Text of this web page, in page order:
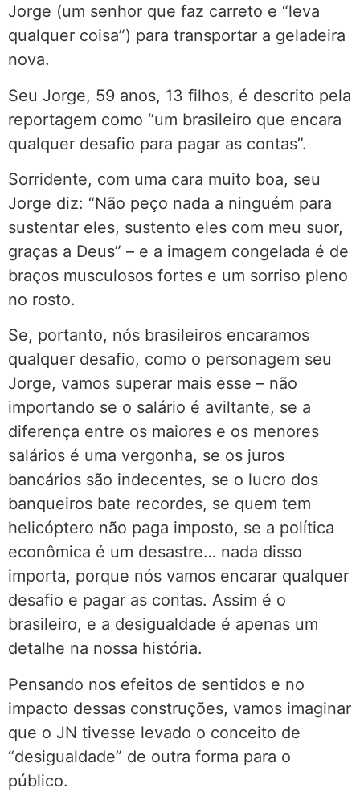
Jorge (um senhor que faz carreto e “leva
qualquer coisa”) para transportar a geladeira
nova.
Seu Jorge, 59 anos, 13 filhos, é descrito pela
reportagem como “um brasileiro que encara
qualquer desafio para pagar as contas”.
Sorridente, com uma cara muito boa, seu
Jorge diz: “Não peço nada a ninguém para
sustentar eles, sustento eles com meu suor,
graças a Deus” – e a imagem congelada é de
braços musculosos fortes e um sorriso pleno
no rosto.
Se, portanto, nós brasileiros encaramos
qualquer desafio, como o personagem seu
Jorge, vamos superar mais esse – não
importando se o salário é aviltante, se a
diferença entre os maiores e os menores
salários é uma vergonha, se os juros
bancários são indecentes, se o lucro dos
banqueiros bate recordes, se quem tem
helicóptero não paga imposto, se a política
econômica é um desastre… nada disso
importa, porque nós vamos encarar qualquer
desafio e pagar as contas. Assim é o
brasileiro, e a desigualdade é apenas um
detalhe na nossa história.
Pensando nos efeitos de sentidos e no
impacto dessas construções, vamos imaginar
que o JN tivesse levado o conceito de
“desigualdade” de outra forma para o
público.